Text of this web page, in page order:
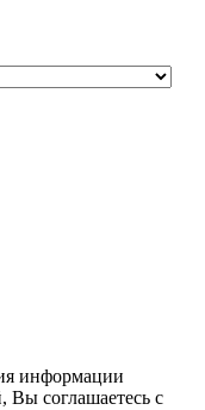
информации
Вы соглашаетесь с